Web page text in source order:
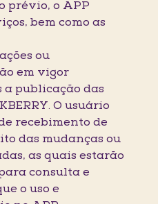
prévio, o APP
bem como as
ou
em vigor
publicação das
O usuário
recebimento de
das mudanças ou
as quais estarão
consulta e
o uso e